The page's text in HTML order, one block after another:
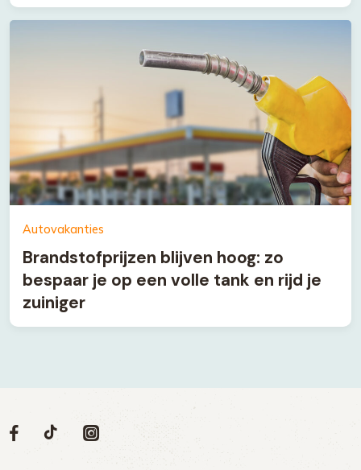
Autovakanties
Brandstofprijzen blijven hoog: zo
bespaar je op een volle tank en rijd je
zuiniger
Volg
Social
Volg
Volg
Volg